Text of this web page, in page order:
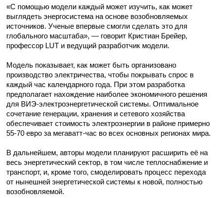
«С помощью модели каждый может изучить, как может
выглядеть энергосистема на основе возобновляемых
источников. Ученые впервые смогли сделать это для
глобального масштаба», — говорит Кристиан Брейер,
профессор LUT и ведущий разработчик модели.
Модель показывает, как может быть организовано
производство электричества, чтобы покрывать спрос в
каждый час календарного года. При этом разработка
предполагает нахождение наиболее экономичного решения
для ВИЭ-электроэнергетической системы. Оптимальное
сочетание генерации, хранения и сетевого хозяйства
обеспечивает стоимость электроэнергии в районе примерно
55-70 евро за мегаватт-час во всех основных регионах мира.
В дальнейшем, авторы модели планируют расширить её на
весь энергетический сектор, в том числе теплоснабжение и
транспорт, и, кроме того, смоделировать процесс перехода
от нынешней энергетической системы к новой, полностью
возобновляемой.